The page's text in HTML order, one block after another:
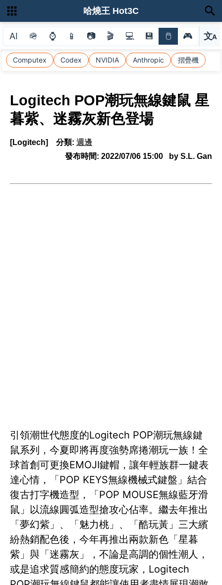
AI 🪖 ⌚ 📱 📷 🎬 💻 💾 🖱 🎮 文A
選
Computex Codex NVIDIA Anthropic 摺疊機
哈燒王 Hot3C
Logitech POP潮玩無線鍵鼠 星
暮紫、迷霧灰新色登場
[Logitech] 分類: 週邊
發布時間: 2022/07/06 15:00 by S.L. Gan
引領潮世代態度的Logitech POP潮玩無線鍵
鼠系列，今夏即將再度強勢席捲潮玩一族！全
球首創可更換EMOJI鍵帽，讓年輕族群一鍵表
達心情，「POP KEYS無線機械式鍵盤」結合
復古打字機造型，「POP MOUSE無線藍牙滑
鼠」以流線圓弧造型搶攻心佔率。繼去年推出
「夢幻紫」、「魅力桃」、「酷玩黃」三大繽
紛熱銷配色後，今年再推出兩款新色「星暮
紫」與「迷霧灰」，不論是高調的個性潮人，
或是追求質感簡約的態度玩家，Logitech